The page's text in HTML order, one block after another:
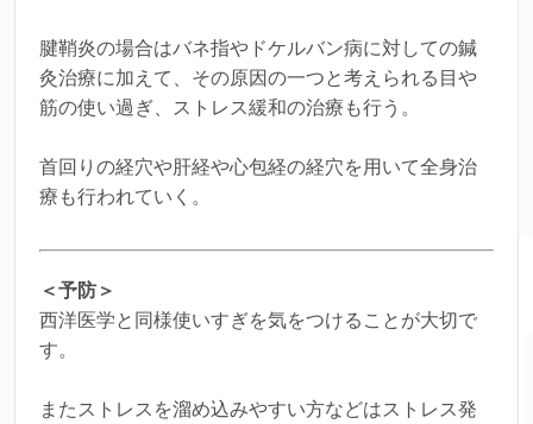
腱鞘炎の場合はバネ指やドケルバン病に対しての鍼
灸治療に加えて、その原因の一つと考えられる目や
筋の使い過ぎ、ストレス緩和の治療も行う。
首回りの経穴や肝経や心包経の経穴を用いて全身治
療も行われていく。
＜予防＞
西洋医学と同様使いすぎを気をつけることが大切で
す。
またストレスを溜め込みやすい方などはストレス発